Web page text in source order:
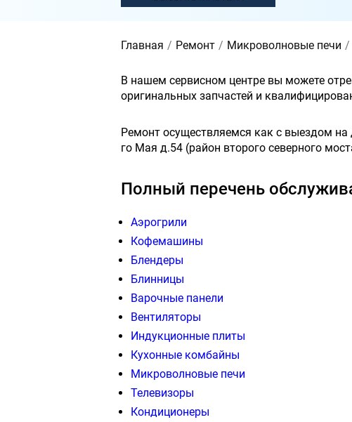
Главная Ремонт Микроволновые печи
В нашем сервисном центре вы можете
оригинальных запчастей и
Ремонт осуществляемся как с выездом на
го Мая д.54 (район второго северного
Полный перечень
Аэрогрили
Кофемашины
Блендеры
Блинницы
Варочные панели
Вентиляторы
Индукционные плиты
Кухонные комбайны
Микроволновые печи
Телевизоры
Кондиционеры